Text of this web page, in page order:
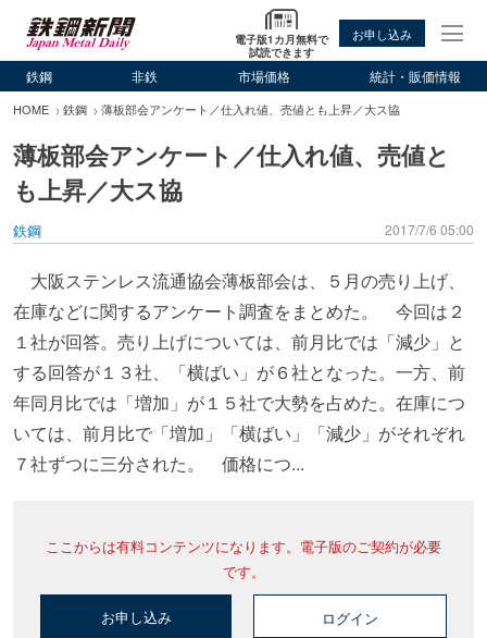
電子版1カ月無料で
試読できます
お申し込み
鉄鋼 非鉄 市場価格 統計・販価情報
HOME 鉄鋼 薄板部会アンケート／仕入れ値、売値とも上昇／大ス協
薄板部会アンケート／仕入れ値、売値と
も上昇／大ス協
鉄鋼 2017/7/6 05:00
大阪ステンレス流通協会薄板部会は、５月の売り上げ、
在庫などに関するアンケート調査をまとめた。 今回は２
１社が回答。売り上げについては、前月比では「減少」と
する回答が１３社、「横ばい」が６社となった。一方、前
年同月比では「増加」が１５社で大勢を占めた。在庫につ
いては、前月比で「増加」「横ばい」「減少」がそれぞれ
７社ずつに三分された。 価格につ...
ここからは有料コンテンツになります。電子版のご契約が必要
です。
お申し込み ログイン